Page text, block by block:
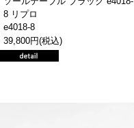
8 リプロ
e4018-8
39,800円(税込)